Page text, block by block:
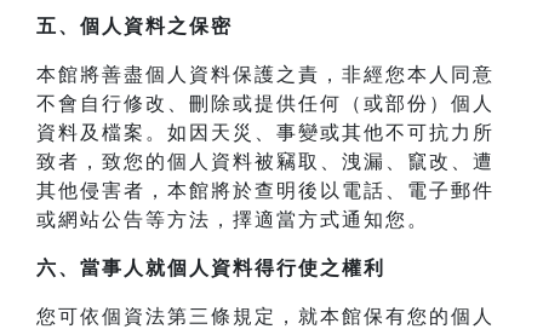
五、個人資料之保密
本館將善盡個人資料保護之責，非經您本人同意
不會自行修改、刪除或提供任何（或部份）個人
資料及檔案。如因天災、事變或其他不可抗力所
致者，致您的個人資料被竊取、洩漏、竄改、遭
其他侵害者，本館將於查明後以電話、電子郵件
或網站公告等方法，擇適當方式通知您。
六、當事人就個人資料得行使之權利
您可依個資法第三條規定，就本館保有您的個人